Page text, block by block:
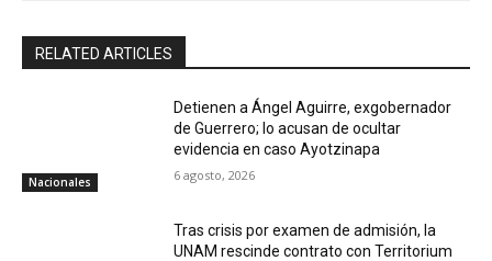
RELATED ARTICLES
Nacionales
Detienen a Ángel Aguirre, exgobernador
de Guerrero; lo acusan de ocultar
evidencia en caso Ayotzinapa
6 agosto, 2026
Tras crisis por examen de admisión, la
UNAM rescinde contrato con Territorium